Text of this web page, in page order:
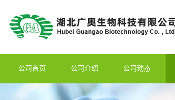
公司首页 公司介绍 公司动态